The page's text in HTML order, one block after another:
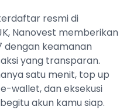
resmi di
Nanovest memberikan
dengan keamanan
yang transparan.
satu menit, top up
wallet, dan eksekusi
akun kamu siap.